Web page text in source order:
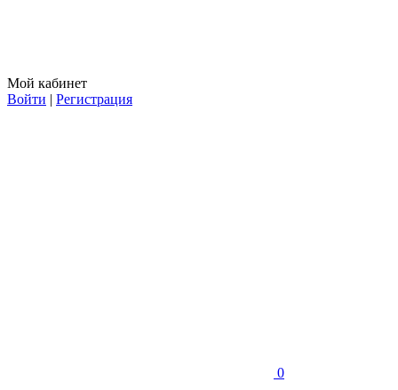
Мой кабинет
Войти | Регистрация
0